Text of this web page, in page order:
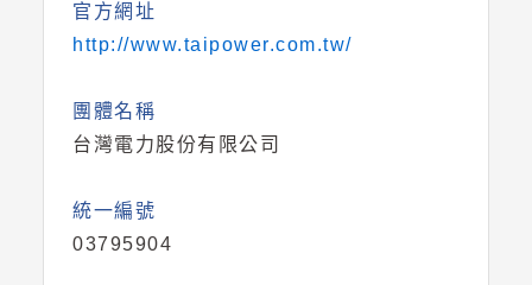
官方網址
http://www.taipower.com.tw/
團體名稱
台灣電力股份有限公司
統一編號
03795904